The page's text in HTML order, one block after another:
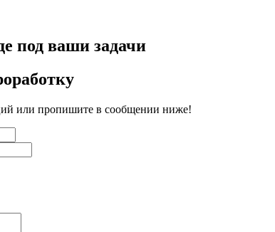
под ваши задачи
или пропишите в сообщении ниже!